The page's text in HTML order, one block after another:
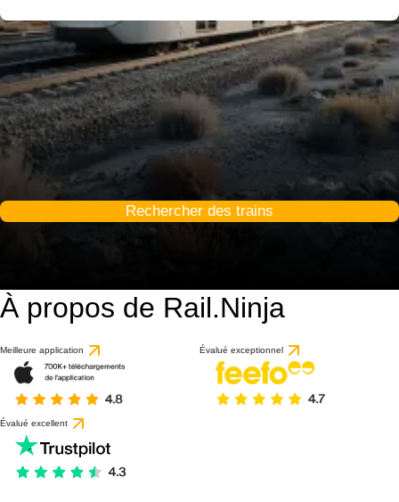
Rechercher des trains
À propos de Rail.Ninja
Meilleure application Évalué exceptionnel
Évalué excellent